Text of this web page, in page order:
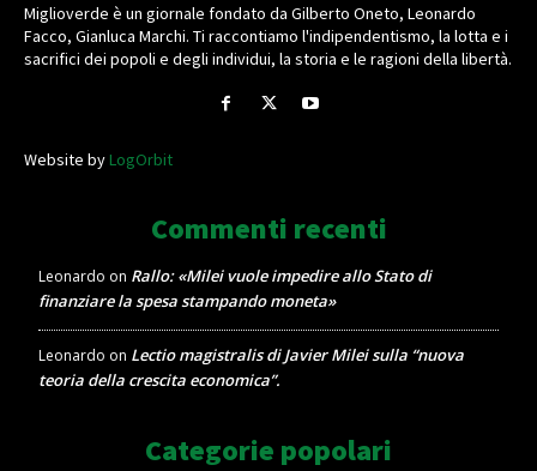
Miglioverde è un giornale fondato da Gilberto Oneto, Leonardo
Facco, Gianluca Marchi. Ti raccontiamo l'indipendentismo, la lotta e i
sacrifici dei popoli e degli individui, la storia e le ragioni della libertà.
Website byLogOrbit
Commenti recenti
Leonardo on Rallo: «Milei vuole impedire allo Stato di
finanziare la spesa stampando moneta»
Leonardo on Lectio magistralis di Javier Milei sulla “nuova
teoria della crescita economica”.
Categorie popolari